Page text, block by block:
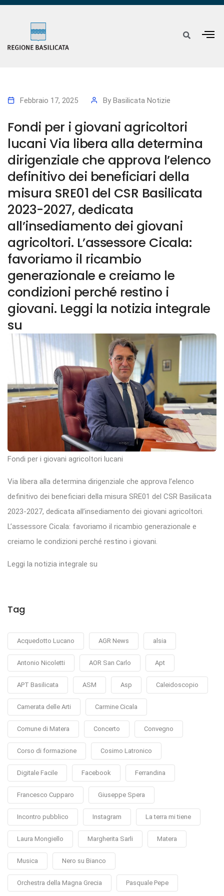
Febbraio 17, 2025 By Basilicata Notizie
Fondi per i giovani agricoltori
lucani Via libera alla determina
dirigenziale che approva l’elenco
definitivo dei beneficiari della
misura SRE01 del CSR Basilicata
2023-2027, dedicata
all’insediamento dei giovani
agricoltori. L’assessore Cicala:
favoriamo il ricambio
generazionale e creiamo le
condizioni perché restino i
giovani. Leggi la notizia integrale
su
Fondi per i giovani agricoltori lucani
Via libera alla determina dirigenziale che approva l’elenco
definitivo dei beneficiari della misura SRE01 del CSR Basilicata
2023-2027, dedicata all’insediamento dei giovani agricoltori.
L’assessore Cicala: favoriamo il ricambio generazionale e
creiamo le condizioni perché restino i giovani.
Leggi la notizia integrale su
Tag
Acquedotto Lucano AGR News alsia
Antonio Nicoletti AOR San Carlo Apt
APT Basilicata ASM Asp Caleidoscopio
Camerata delle Arti Carmine Cicala
Comune di Matera Concerto Convegno
Corso di formazione Cosimo Latronico
Digitale Facile Facebook Ferrandina
Francesco Cupparo Giuseppe Spera
Incontro pubblico Instagram La terra mi tiene
Laura Mongiello Margherita Sarli Matera
Musica Nero su Bianco
Orchestra della Magna Grecia Pasquale Pepe